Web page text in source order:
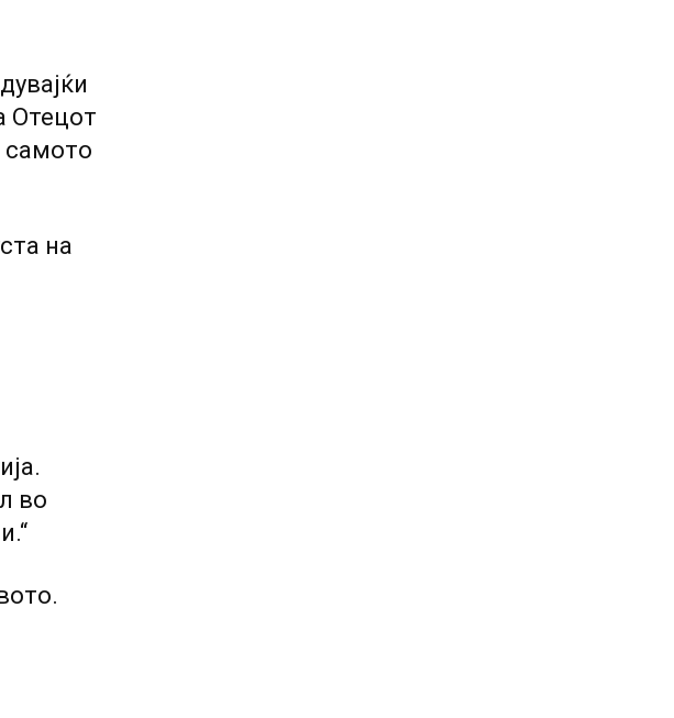
Отецот
самото
на
во